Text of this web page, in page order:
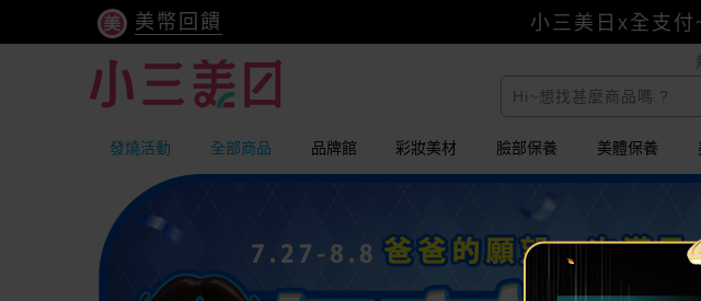
美幣回饋
賺美幣~
小三美日x全支
發燒活動 全部商品 品牌館 彩妝美材 臉部保養 美體保養